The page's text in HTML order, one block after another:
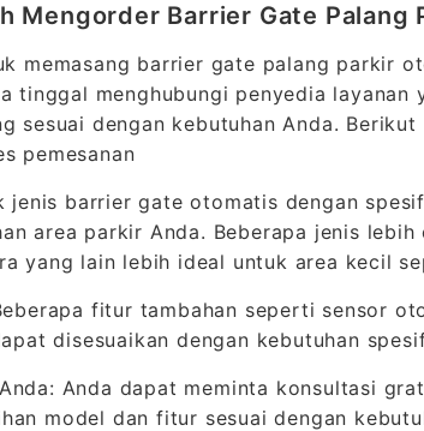
Mengorder Barrier Gate
memasang barrier gate palang parkir
tinggal menghubungi penyedia layanan
sesuai dengan kebutuhan Anda.
pemesanan
jenis barrier gate otomatis dengan
area parkir Anda. Beberapa jenis
yang lain lebih ideal untuk area kecil
fitur tambahan seperti sensor
disesuaikan dengan kebutuhan
Anda dapat meminta konsultasi
model dan fitur sesuai dengan